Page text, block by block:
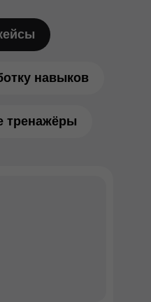
навыков
тренажёры